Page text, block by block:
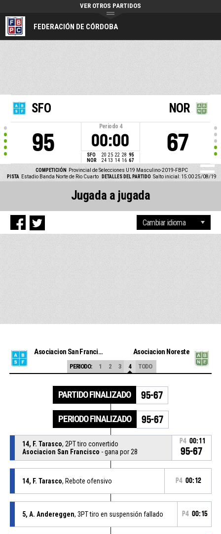
FEDERACIÓN DE CÓRDOBA
VER OTROS PARTIDOS
SFO
95
Periodo 4
00:00
SFO 20 25 22 28 95
NOR
24 13 14 16 67
NOR
67
COMPETICIÓN
Provincial de Selecciones U19 Masculino-2019-FBPC
PISTA
Estadio Banda Norte de Rio Cuarto DETALLES DEL PARTIDO Salto inicial: 15:00 25/08/19
Jugada a jugada
Asociacion San Francisco Asociacion Noreste
PERIODO: 1 2 3 4 TODO
PARTIDO FINALIZADO 95-67
PERIODO FINALIZADO 95-67
14, F. Tarasco, 2PT tiro convertido
Asociacion San Francisco - gana por 28
P4 00:11
95-67
14, F. Tarasco, Rebote ofensivo P4 00:12
5, A. Andereggen, 3PT tiro en suspensión fallado P4 00:15